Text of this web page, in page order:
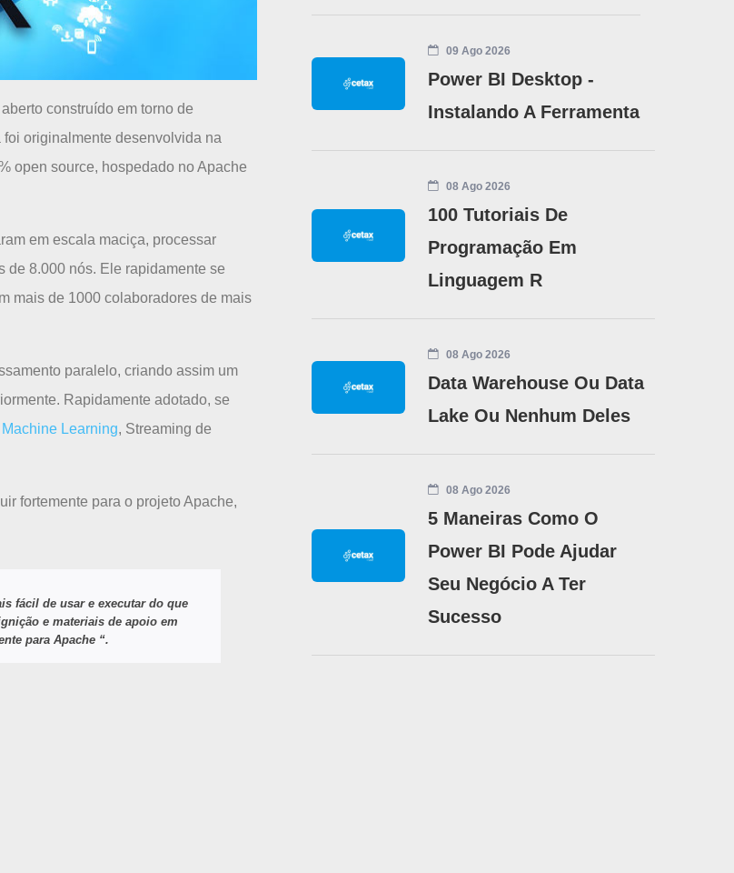
construído em torno de
originalmente desenvolvida na
open source, hospedado no Apache
em escala maciça, processar
de 8.000 nós. Ele rapidamente se
mais de 1000 colaboradores de mais
paralelo, criando assim um
Rapidamente adotado, se
Machine Learning, Streaming de
fortemente para o projeto Apache,
fácil de usar e executar do que
e materiais de apoio em
para Apache “.
09 Ago 2026
Power BI Desktop -
Instalando A Ferramenta
08 Ago 2026
100 Tutoriais De
Programação Em
Linguagem R
08 Ago 2026
Data Warehouse Ou Data
Lake Ou Nenhum Deles
08 Ago 2026
5 Maneiras Como O
Power BI Pode Ajudar
Seu Negócio A Ter
Sucesso